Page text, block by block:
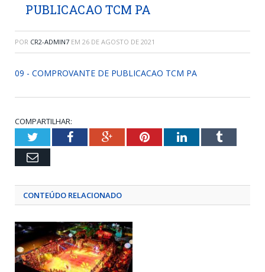
PUBLICACAO TCM PA
POR CR2-ADMIN7 EM 26 DE AGOSTO DE 2021
09 - COMPROVANTE DE PUBLICACAO TCM PA
COMPARTILHAR:
TwitterFacebookGoogle+PinterestLinkedInTumblr
Email
CONTEÚDO RELACIONADO